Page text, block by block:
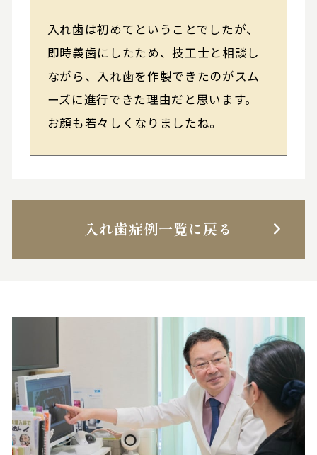
入れ歯は初めてということでしたが、
即時義歯にしたため、技工士と相談し
ながら、入れ歯を作製できたのがスム
ーズに進行できた理由だと思います。
お顔も若々しくなりましたね。
入れ歯症例一覧に戻る